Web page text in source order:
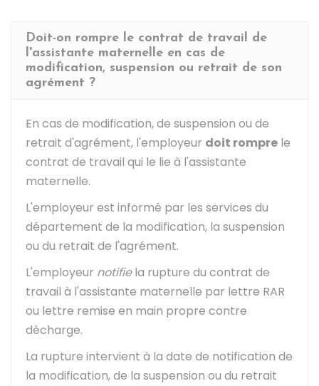
Doit-on rompre le contrat de travail de
l'assistante maternelle en cas de
modification, suspension ou retrait de son
agrément ?
En cas de modification, de suspension ou de
retrait d'agrément, l'employeur doit rompre le
contrat de travail qui le lie à l'assistante
maternelle.
L'employeur est informé par les services du
département de la modification, la suspension
ou du retrait de l'agrément.
L'employeur notifiela rupture du contrat de
travail à l'assistante maternelle par lettre RAR
ou lettre remise en main propre contre
décharge.
La rupture intervient à la date de notification de
la modification, de la suspension ou du retrait